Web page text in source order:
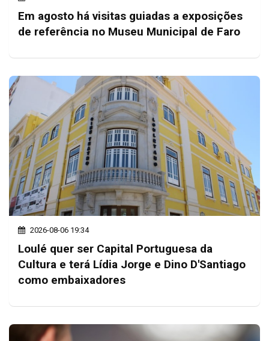
Em agosto há visitas guiadas a exposições
de referência no Museu Municipal de Faro
2026-08-06 19:34
Loulé quer ser Capital Portuguesa da
Cultura e terá Lídia Jorge e Dino D'Santiago
como embaixadores